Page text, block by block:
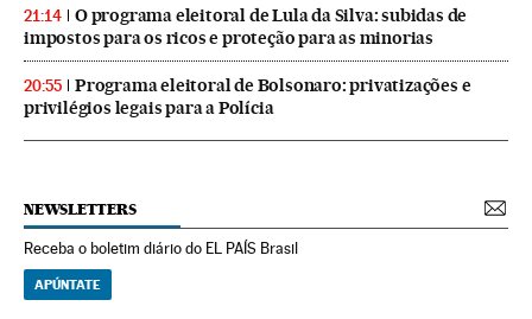
21:14
O programa eleitoral de Lula da Silva: subidas de
impostos para os ricos e proteção para as minorias
20:55
Programa eleitoral de Bolsonaro: privatizações e
privilégios legais para a Polícia
NEWSLETTERS
Receba o boletim diário do EL PAÍS Brasil
APÚNTATE